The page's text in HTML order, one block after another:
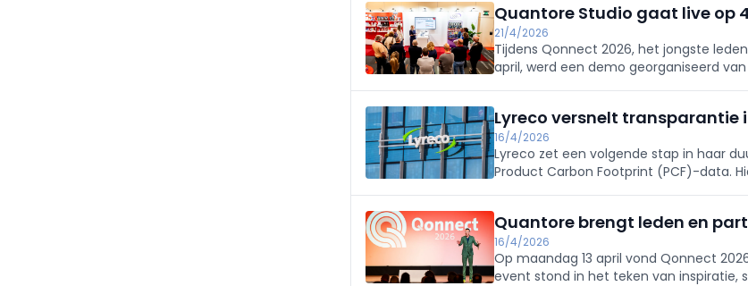
Quantore Studio gaat live op
21/4/2026
Tijdens Qonnect 2026, het jongste
april, werd een demo georganiseerd
Lyreco versnelt
16/4/2026
Lyreco zet een volgende stap in haar
Product Carbon Footprint (PCF)-data.
Quantore brengt leden en
16/4/2026
Op maandag 13 april vond Qonnect
event stond in het teken van inspiratie,